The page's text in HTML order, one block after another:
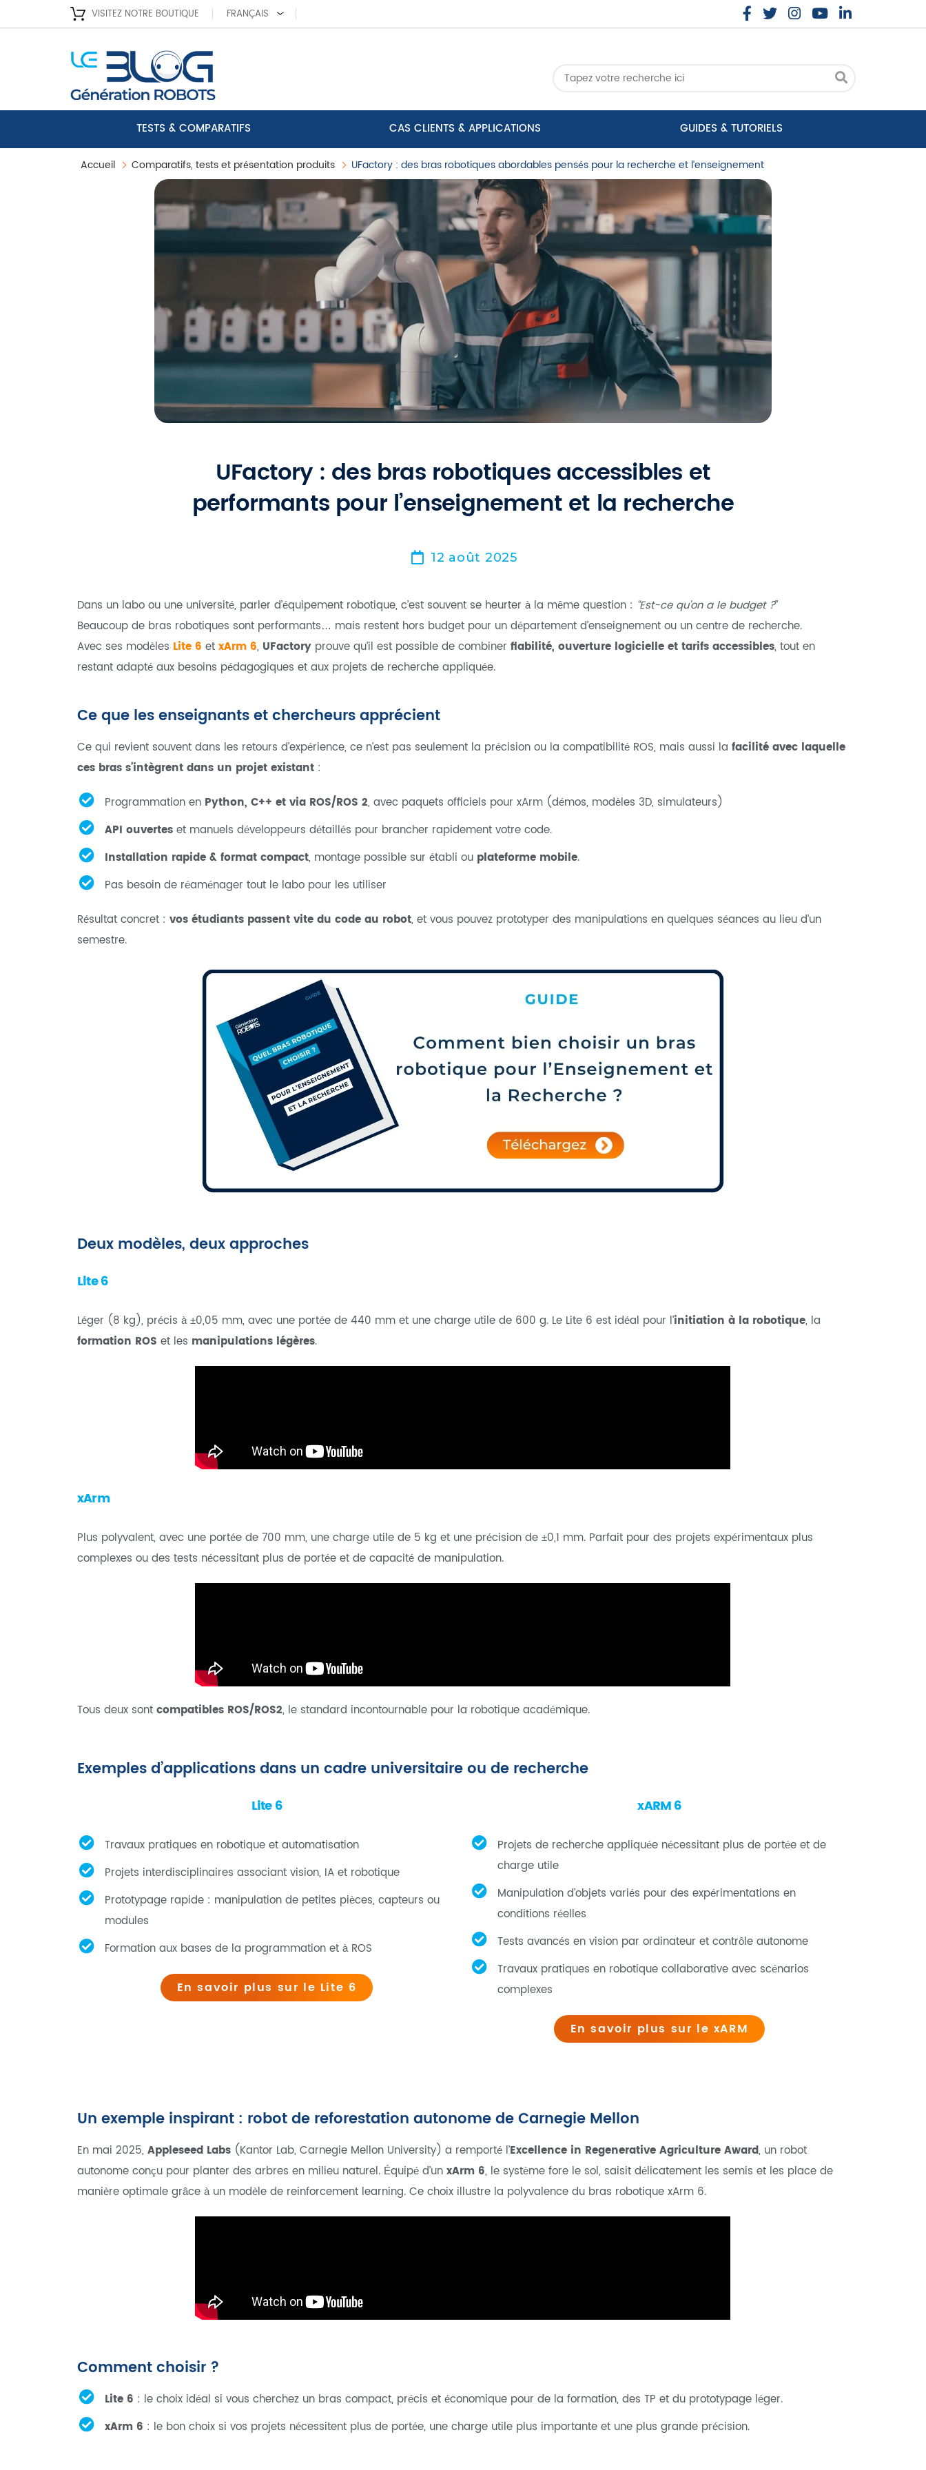
VISITEZ NOTRE BOUTIQUE FRANÇAIS
TESTS & COMPARATIFS CAS CLIENTS & APPLICATIONS GUIDES & TUTORIELS
Accueil Comparatifs, tests et présentation produits UFactory : des bras robotiques abordables pensés pour la recherche et l’enseignement
UFactory : des bras robotiques accessibles et
performants pour l’enseignement et la recherche
12 août 2025
Dans un labo ou une université, parler d’équipement robotique, c’est souvent se heurter à la même question : “Est-ce qu’on a le budget ?”
Beaucoup de bras robotiques sont performants… mais restent hors budget pour un département d’enseignement ou un centre de recherche.
Avec ses modèles Lite 6 et xArm 6, UFactory prouve qu’il est possible de combiner fiabilité, ouverture logicielle et tarifs accessibles, tout en
restant adapté aux besoins pédagogiques et aux projets de recherche appliquée.
Ce que les enseignants et chercheurs apprécient
Ce qui revient souvent dans les retours d’expérience, ce n’est pas seulement la précision ou la compatibilité ROS, mais aussi la facilité avec laquelle
ces bras s’intègrent dans un projet existant :
Programmation en Python, C++ et via ROS/ROS 2, avec paquets officiels pour xArm (démos, modèles 3D, simulateurs)
API ouverteset manuels développeurs détaillés pour brancher rapidement votre code.
Installation rapide & format compact, montage possible sur établi ou plateforme mobile.
Pas besoin de réaménager tout le labo pour les utiliser
Résultat concret : vos étudiants passent vite du code au robot, et vous pouvez prototyper des manipulations en quelques séances au lieu d’un
semestre.
Deux modèles, deux approches
Lite 6
Léger (8 kg), précis à ±0,05 mm, avec une portée de 440 mm et une charge utile de 600 g. Le Lite 6 est idéal pour l’initiation à la robotique, la
formation ROS et les manipulations légères.
xArm
Plus polyvalent, avec une portée de 700 mm, une charge utile de 5 kg et une précision de ±0,1 mm. Parfait pour des projets expérimentaux plus
complexes ou des tests nécessitant plus de portée et de capacité de manipulation.
Tous deux sont compatibles ROS/ROS2, le standard incontournable pour la robotique académique.
Exemples d’applications dans un cadre universitaire ou de recherche
Lite 6
Travaux pratiques en robotique et automatisation
Projets interdisciplinaires associant vision, IA et robotique
Prototypage rapide : manipulation de petites pièces, capteurs ou
modules
Formation aux bases de la programmation et à ROS
En savoir plus sur le Lite 6
xARM 6
Projets de recherche appliquée nécessitant plus de portée et de
charge utile
Manipulation d’objets variés pour des expérimentations en
conditions réelles
Tests avancés en vision par ordinateur et contrôle autonome
Travaux pratiques en robotique collaborative avec scénarios
complexes
En savoir plus sur le xARM
Un exemple inspirant : robot de reforestation autonome de Carnegie Mellon
En mai 2025, Appleseed Labs (Kantor Lab, Carnegie Mellon University) a remporté l’Excellence in Regenerative Agriculture Award, un robot
autonome conçu pour planter des arbres en milieu naturel. Équipé d’un xArm 6, le système fore le sol, saisit délicatement les semis et les place de
manière optimale grâce à un modèle de reinforcement learning. Ce choix illustre la polyvalence du bras robotique xArm 6.
Comment choisir ?
Lite 6 : le choix idéal si vous cherchez un bras compact, précis et économique pour de la formation, des TP et du prototypage léger.
xArm 6 : le bon choix si vos projets nécessitent plus de portée, une charge utile plus importante et une plus grande précision.